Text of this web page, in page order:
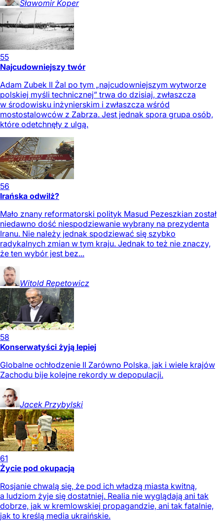
Sławomir Koper
55
Najcudowniejszy twór
Adam Zubek II Żal po tym „najcudowniejszym wytworze
polskiej myśli technicznej” trwa do dzisiaj, zwłaszcza
w środowisku inżynierskim i zwłaszcza wśród
mostostalowców z Zabrza. Jest jednak spora grupa osób,
które odetchnęły z ulgą.
56
Irańska odwilż?
Mało znany reformatorski polityk Masud Pezeszkian został
niedawno dość niespodziewanie wybrany na prezydenta
Iranu. Nie należy jednak spodziewać się szybko
radykalnych zmian w tym kraju. Jednak to też nie znaczy,
że ten wybór jest bez...
Witold Repetowicz
58
Konserwatyści żyją lepiej
Globalne ochłodzenie II Zarówno Polska, jak i wiele krajów
Zachodu bije kolejne rekordy w depopulacji.
Jacek Przybylski
61
Życie pod okupacją
Rosjanie chwalą się, że pod ich władzą miasta kwitną,
a ludziom żyje się dostatniej. Realia nie wyglądają ani tak
dobrze, jak w kremlowskiej propagandzie, ani tak fatalnie,
jak to kreślą media ukraińskie.